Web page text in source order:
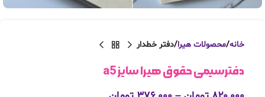
خانه محصولات هیرا دفتر خطدار
دفترسیمی حقوق هیرا سایز a5